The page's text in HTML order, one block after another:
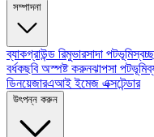
সম্পাদনা
ব্যাকগ্রাউন্ড রিমুভারসাদা পটভূমি
বর্ধকছবি অস্পষ্ট করুনঝাপসা পটভূমি
ডিনয়েজারএআই ইমেজ এক্সটেন্ডার
উৎপন্ন করুন